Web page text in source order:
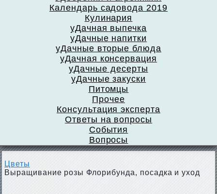
Календарь садовода 2019
Кулинария
уДачная выпечка
уДачные напитки
уДачные вторые блюда
уДачная консервация
уДачные десерты
уДачные закуски
Питомцы
Прочее
Консультация эксперта
Ответы на вопросы
События
Вопросы
Цветы
Выращивание розы Флорибунда, посадка и уход